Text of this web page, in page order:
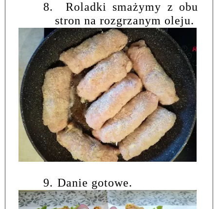
8.
Roladki smażymy z obu
stron na rozgrzanym oleju.
9. Danie gotowe.